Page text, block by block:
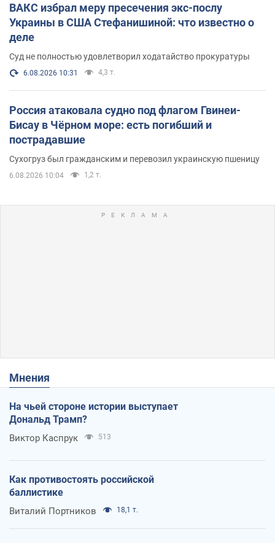
ВАКС избрал меру пресечения экс-послу
Украины в США Стефанишиной: что известно о
деле
Суд не полностью удовлетворил ходатайство прокуратуры
6.08.2026 10:31 4,3 т.
Россия атаковала судно под флагом Гвинеи-
Бисау в Чёрном море: есть погибший и
пострадавшие
Сухогруз был гражданским и перевозил украинскую пшеницу
6.08.2026 10:04 1,2 т.
Мнения
На чьей стороне истории выступает
Дональд Трамп?
Виктор Каспрук 513
Как противостоять российской
баллистике
Виталий Портников 18,1 т.